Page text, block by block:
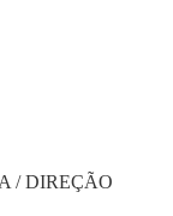
/ DIREÇÃO